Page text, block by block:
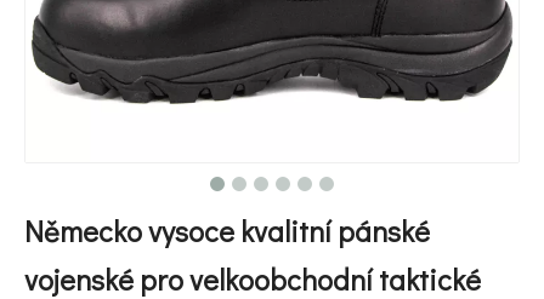
Německo vysoce kvalitní pánské
vojenské pro velkoobchodní taktické